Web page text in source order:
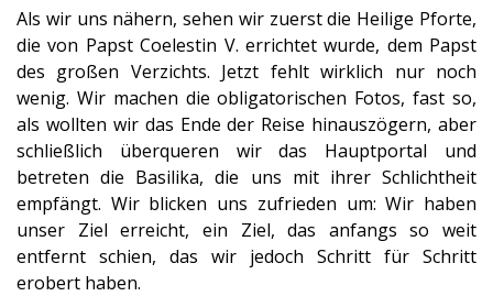
Als wir uns nähern, sehen wir zuerst die Heilige Pforte,
die von Papst Coelestin V. errichtet wurde, dem Papst
des großen Verzichts. Jetzt fehlt wirklich nur noch
wenig. Wir machen die obligatorischen Fotos, fast so,
als wollten wir das Ende der Reise hinauszögern, aber
schließlich überqueren wir das Hauptportal und
betreten die Basilika, die uns mit ihrer Schlichtheit
empfängt. Wir blicken uns zufrieden um: Wir haben
unser Ziel erreicht, ein Ziel, das anfangs so weit
entfernt schien, das wir jedoch Schritt für Schritt
erobert haben.